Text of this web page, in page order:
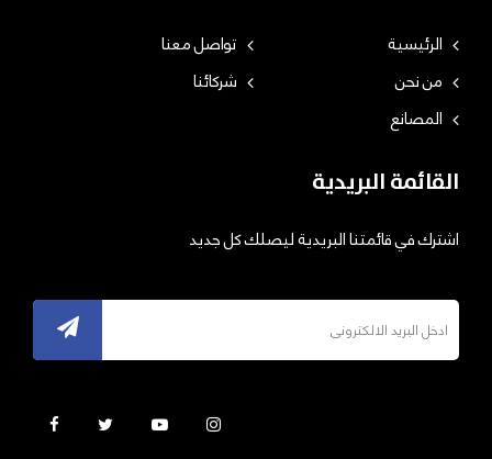
الرئيسية
تواصل معنا
من نحن
شركائنا
المصانع
القائمة البريدية
اشترك في قائمتنا البريدية ليصلك كل جديد